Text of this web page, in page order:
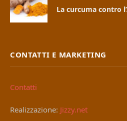
La curcuma contro
CONTATTI E MARKETING
Contatti
Realizzazione: Jizzy.net